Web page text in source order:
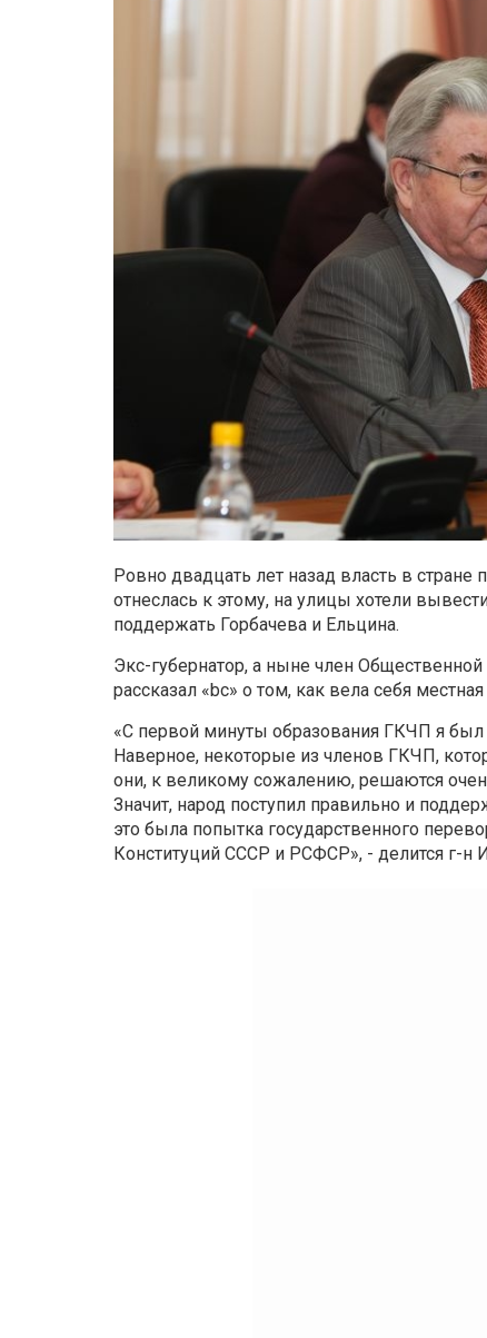
Ровно двадцать лет назад власть в
отнеслась к этому, на улицы хотели
поддержать Горбачева и Ельцина.
Экс-губернатор, а ныне член
рассказал «bc» о том, как вела себя
«С первой минуты образования ГКЧП я
Наверное, некоторые из членов ГКЧП,
они, к великому сожалению, решаются
Значит, народ поступил правильно и
это была попытка государственного
Конституций СССР и РСФСР», - делится г-н